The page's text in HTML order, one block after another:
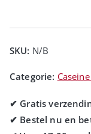
SKU: N/B
Categorie: